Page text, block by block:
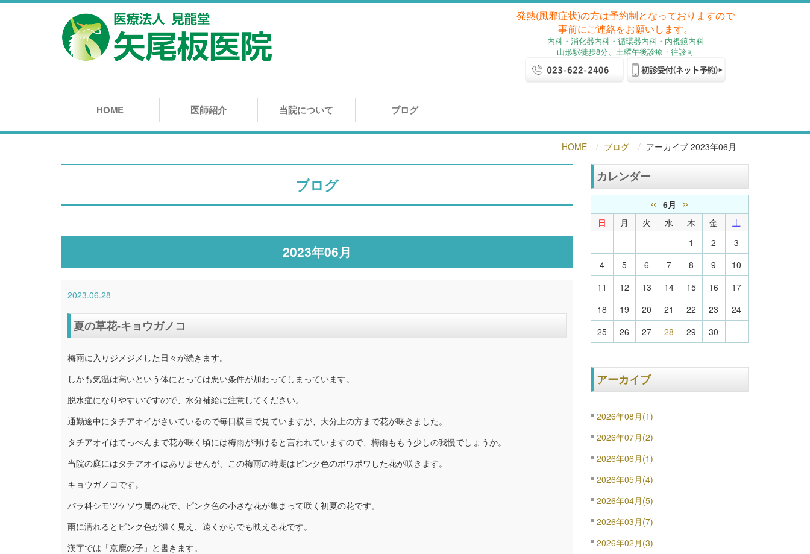
発熱(風邪症状)の方は予約制となっておりますので
事前にご連絡をお願いします。
内科・消化器内科・循環器内科・内視鏡内科
山形駅徒歩8分、土曜午後診療・往診可
HOME 医師紹介 当院について ブログ
HOME ブログ アーカイブ 2023年06月
ブログ
2023年06月
2023.06.28
夏の草花-キョウガノコ
梅雨に入りジメジメした日々が続きます。
しかも気温は高いという体にとっては悪い条件が加わってしまっています。
脱水症になりやすいですので、水分補給に注意してください。
通勤途中にタチアオイがさいているので毎日横目で見ていますが、大分上の方まで花が咲きました。
タチアオイはてっぺんまで花が咲く頃には梅雨が明けると言われていますので、梅雨ももう少しの我慢でしょうか。
当院の庭にはタチアオイはありませんが、この梅雨の時期はピンク色のポワポワした花が咲きます。
キョウガノコです。
バラ科シモツケソウ属の花で、ピンク色の小さな花が集まって咲く初夏の花です。
雨に濡れるとピンク色が濃く見え、遠くからでも映える花です。
漢字では「京鹿の子」と書きます。
カレンダー
« 6月 »
日 月 火 水 木 金
土
1
2
3
4
5 6 7 8 9
10
11
12 13 14 15 16
17
18
19 20 21 22 23
24
25
26 27 28 29 30
アーカイブ
2026年08月(1)
2026年07月(2)
2026年06月(1)
2026年05月(4)
2026年04月(5)
2026年03月(7)
2026年02月(3)